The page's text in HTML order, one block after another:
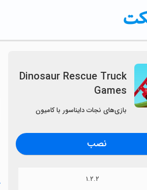
Dinosaur Rescue Truck
Games
بازی‌های نجات دایناسور با کامیون
نصب
۱.۲.۲